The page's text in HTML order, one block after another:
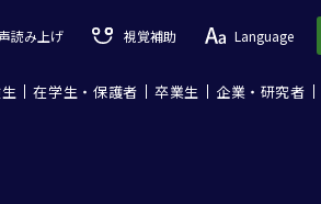
読み上げ 視覚補助 Language
在学生・保護者 卒業生 企業・研究者